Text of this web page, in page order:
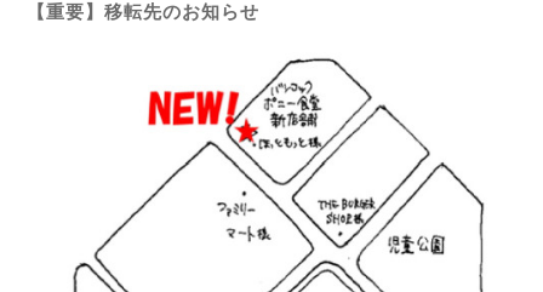
【重要】移転先のお知らせ